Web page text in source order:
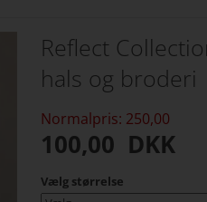
Reflect
hals og broderi
Normalpris: 250,00
100,00 DKK
Vælg størrelse